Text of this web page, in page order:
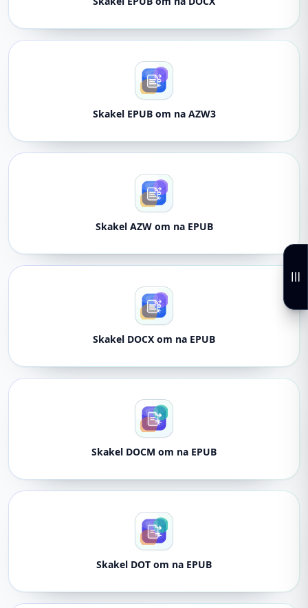
Skakel EPUB om na AZW3
Skakel AZW om na EPUB
Skakel DOCX om na EPUB
Skakel DOCM om na EPUB
Skakel DOT om na EPUB